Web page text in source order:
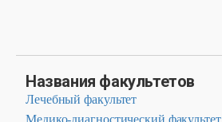
Названия факультетов
Лечебный факультет
Медико-диагностический факультет